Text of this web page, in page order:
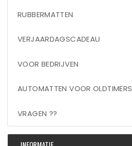
RUBBERMATTEN
VERJAARDAGSCADEAU
VOOR BEDRIJVEN
AUTOMATTEN VOOR OLDTIMERS
VRAGEN ??